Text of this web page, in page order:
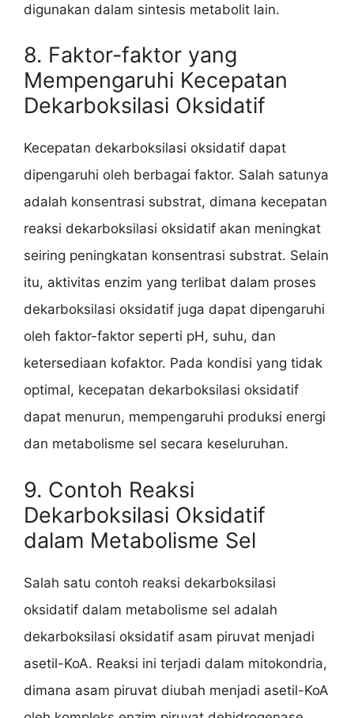
digunakan dalam sintesis metabolit lain.
8. Faktor-faktor yang
Mempengaruhi Kecepatan
Dekarboksilasi Oksidatif
Kecepatan dekarboksilasi oksidatif dapat
dipengaruhi oleh berbagai faktor. Salah satunya
adalah konsentrasi substrat, dimana kecepatan
reaksi dekarboksilasi oksidatif akan meningkat
seiring peningkatan konsentrasi substrat. Selain
itu, aktivitas enzim yang terlibat dalam proses
dekarboksilasi oksidatif juga dapat dipengaruhi
oleh faktor-faktor seperti pH, suhu, dan
ketersediaan kofaktor. Pada kondisi yang tidak
optimal, kecepatan dekarboksilasi oksidatif
dapat menurun, mempengaruhi produksi energi
dan metabolisme sel secara keseluruhan.
9. Contoh Reaksi
Dekarboksilasi Oksidatif
dalam Metabolisme Sel
Salah satu contoh reaksi dekarboksilasi
oksidatif dalam metabolisme sel adalah
dekarboksilasi oksidatif asam piruvat menjadi
asetil-KoA. Reaksi ini terjadi dalam mitokondria,
dimana asam piruvat diubah menjadi asetil-KoA